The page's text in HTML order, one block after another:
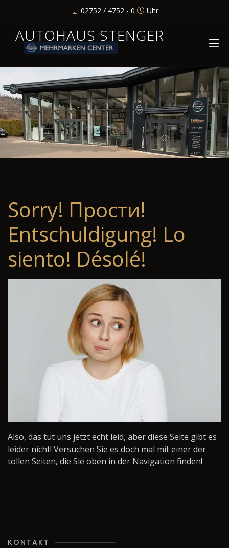
02752 / 4752 - 0 Uhr
AUTOHAUS STENGER
Sorry! Прости!
Entschuldigung! Lo
siento! Désolé!
Also, das tut uns jetzt echt leid, aber diese Seite gibt es
leider nicht! Versuchen Sie es doch mal mit einer der
tollen Seiten, die Sie oben in der Navigation finden!
KONTAKT